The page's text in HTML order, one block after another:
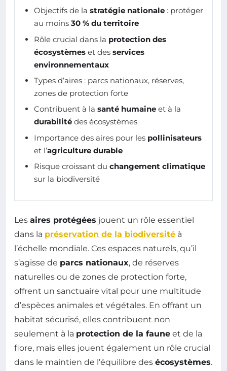
Objectifs de la stratégie nationale : protéger
au moins 30 % du territoire
Rôle crucial dans la protection des
écosystèmes et des services
environnementaux
Types d’aires : parcs nationaux, réserves,
zones de protection forte
Contribuent à la santé humaine et à la
durabilité des écosystèmes
Importance des aires pour les pollinisateurs
et l’agriculture durable
Risque croissant du changement climatique
sur la biodiversité
Les aires protégées jouent un rôle essentiel
dans la préservation de la biodiversité à
l’échelle mondiale. Ces espaces naturels, qu’il
s’agisse de parcs nationaux, de réserves
naturelles ou de zones de protection forte,
offrent un sanctuaire vital pour une multitude
d’espèces animales et végétales. En offrant un
habitat sécurisé, elles contribuent non
seulement à la protection de la faune et de la
flore, mais elles jouent également un rôle crucial
dans le maintien de l’équilibre des écosystèmes.